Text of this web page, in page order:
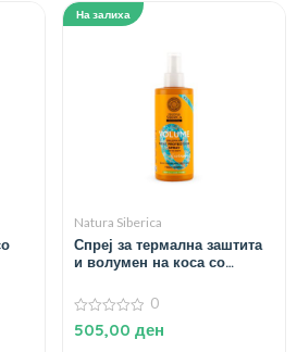
На залиха
Natura Siberica
Спреј за термална заштита
и волумен на коса со
0
од
0
505,00 ден